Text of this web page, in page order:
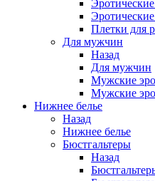
Плетки для
Для мужчин
Назад
Для мужчин
Мужские
Мужские
Нижнее белье
Назад
Нижнее белье
Бюстгальтеры
Назад